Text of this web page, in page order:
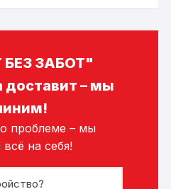
ЗАБОТ"
доставит – мы
проблеме – мы
на себя!